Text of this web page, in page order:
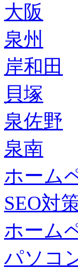
大阪
泉州
岸和田
貝塚
泉佐野
泉南
ホーム
SEO対
ホーム
パソコ